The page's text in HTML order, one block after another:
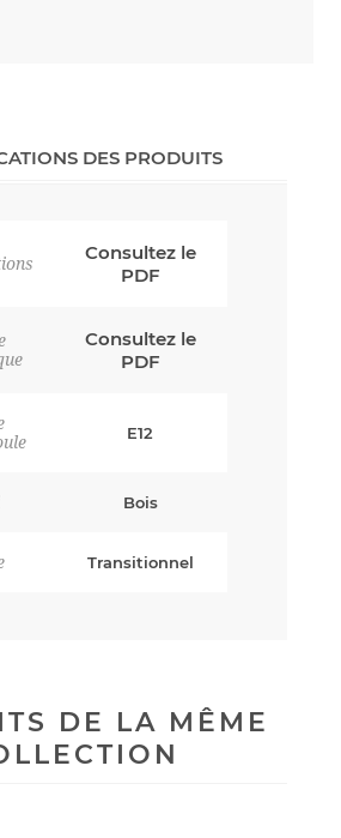
DES PRODUITS
Consultez le
PDF
Consultez le
PDF
E12
Bois
Transitionnel
DE LA MÊME